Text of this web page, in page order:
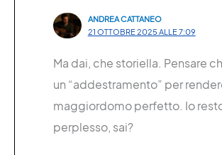
ANDREA CATTANEO
21 OTTOBRE 2025 ALLE 7:09
Ma dai, che storiella. Pensare
un “addestramento” per
maggiordomo perfetto. Io resto
perplesso, sai?